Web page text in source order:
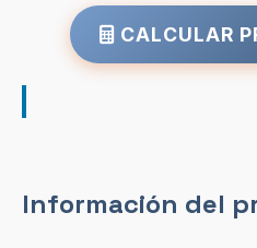
CALCULAR
Información del